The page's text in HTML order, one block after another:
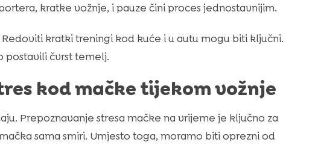
kratke vožnje, i pauze čini proces jednostavnijim.
kratki treningi kod kuće i u autu mogu biti ključni.
postavili čvrst temelj.
kod mačke tijekom vožnje
Prepoznavanje stresa mačke na vrijeme je ključno za
sama smiri. Umjesto toga, moramo biti oprezni od